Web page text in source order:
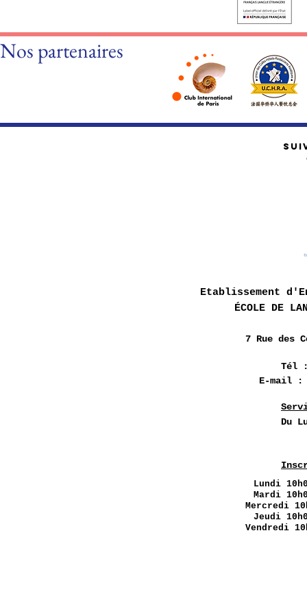
Nos partenaires
Etablissement
ÉCOLE DE
7 Rue des
Tél
E-mail
Du
Lundi
Mardi
Mercredi
Jeudi
Vendredi